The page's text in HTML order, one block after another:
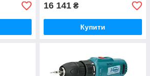
16 141 ₴
Купити